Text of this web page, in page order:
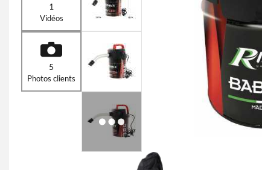
1
Vidéos
5
Photos clients